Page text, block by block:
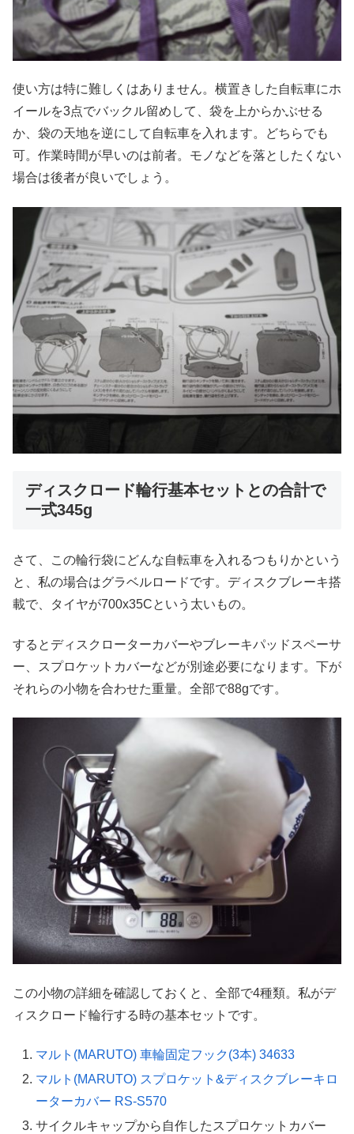
使い方は特に難しくはありません。横置きした自転車にホ
イールを3点でバックル留めして、袋を上からかぶせる
か、袋の天地を逆にして自転車を入れます。どちらでも
可。作業時間が早いのは前者。モノなどを落としたくない
場合は後者が良いでしょう。
ディスクロード輪行基本セットとの合計で
一式345g
さて、この輪行袋にどんな自転車を入れるつもりかという
と、私の場合はグラベルロードです。ディスクブレーキ搭
載で、タイヤが700x35Cという太いもの。
するとディスクローターカバーやブレーキパッドスペーサ
ー、スプロケットカバーなどが別途必要になります。下が
それらの小物を合わせた重量。全部で88gです。
この小物の詳細を確認しておくと、全部で4種類。私がデ
ィスクロード輪行する時の基本セットです。
マルト(MARUTO) 車輪固定フック(3本) 34633
マルト(MARUTO) スプロケット&ディスクブレーキロ
ーターカバー RS-S570
サイクルキャップから自作したスプロケットカバー